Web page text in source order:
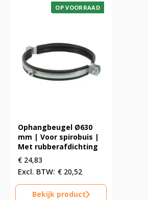
OP VOORRAAD
Ophangbeugel Ø630
mm | Voor spirobuis |
Met rubberafdichting
€ 24,83
€ 20,52
Bekijk product